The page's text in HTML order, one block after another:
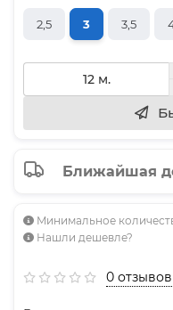
2,5 3 3,5
Ближайшая
Минимальное
Нашли дешевле?
0 отзывов